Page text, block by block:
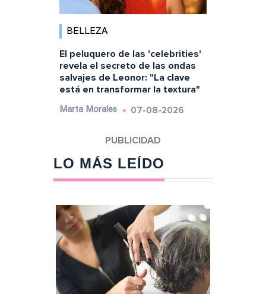
BELLEZA
El peluquero de las 'celebrities'
revela el secreto de las ondas
salvajes de Leonor: "La clave
está en transformar la textura"
Marta Morales 07-08-2026
LO MÁS LEÍDO